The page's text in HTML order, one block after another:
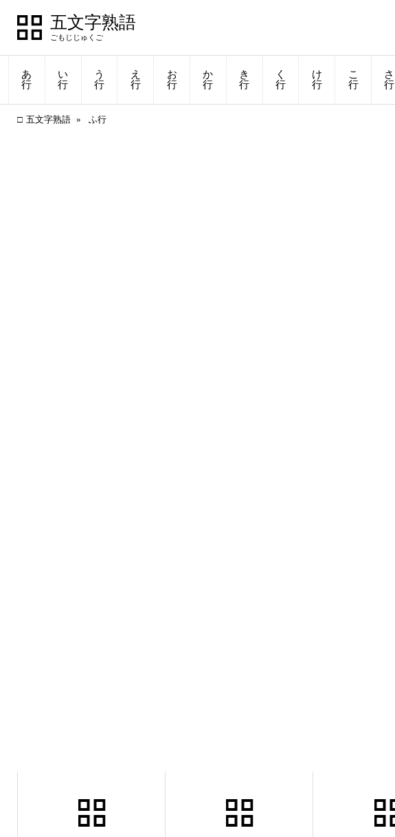
五文字熟語
あ
行
い
行
う
行
え
行
お
行
か
行
き
行
く
行
け
行
こ
行
さ
行
五文字熟語 ふ行